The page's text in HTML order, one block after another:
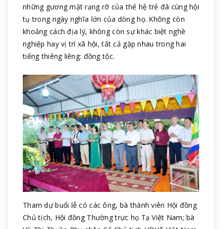
những gương mặt rạng rỡ của thế hệ trẻ đã cùng hội
tụ trong ngày nghĩa lớn của dòng họ. Không còn
khoảng cách địa lý, không còn sự khác biệt nghề
nghiệp hay vị trí xã hội, tất cả gặp nhau trong hai
tiếng thiêng liêng: đồng tộc.
Tham dự buổi lễ có các ông, bà thành viên Hội đồng
Chủ tịch, Hội đồng Thường trực họ Tạ Việt Nam; bà